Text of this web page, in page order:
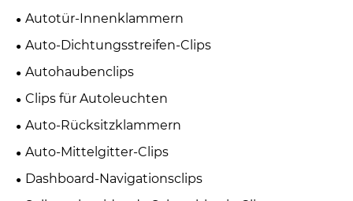
Autotür-Innenklammern
Auto-Dichtungsstreifen-Clips
Autohaubenclips
Clips für Autoleuchten
Auto-Rücksitzklammern
Auto-Mittelgitter-Clips
Dashboard-Navigationsclips